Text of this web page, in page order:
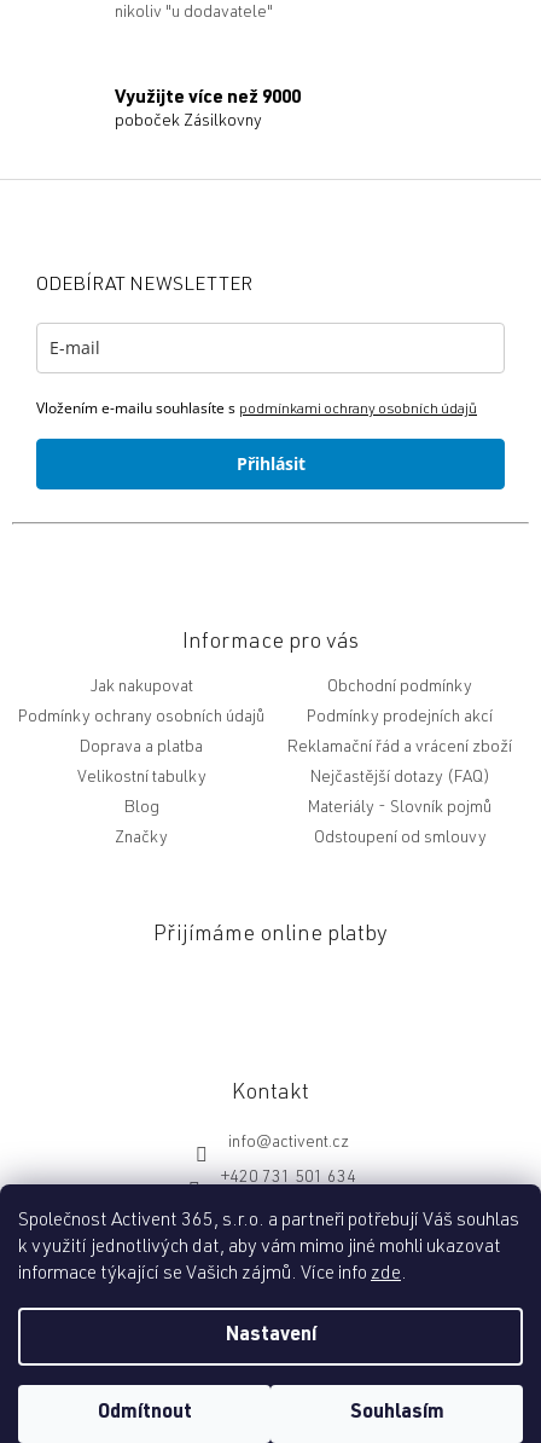
Společnost Activent 365, s.r.o. a partneři potřebují Váš souhlas
k využití jednotlivých dat, aby vám mimo jiné mohli ukazovat
informace týkající se Vašich zájmů. Více info zde.
Nastavení
Odmítnout Souhlasím
nikoliv "u dodavatele"
Využijte více než 9000
poboček Zásilkovny
ODEBÍRAT NEWSLETTER
Vložením e-mailu souhlasíte s podmínkami ochrany osobních údajů
Přihlásit
Informace pro vás
Jak nakupovat
Obchodní podmínky
Podmínky ochrany osobních údajů
Podmínky prodejních akcí
Doprava a platba
Reklamační řád a vrácení zboží
Velikostní tabulky
Nejčastější dotazy (FAQ)
Blog
Slovník pojmů
Značky
Odstoupení od smlouvy
Přijímáme online platby
Kontakt
info@activent.cz
+420 731 501 634
http://fb.com/activentcz
. Všechna práva vyhrazena.